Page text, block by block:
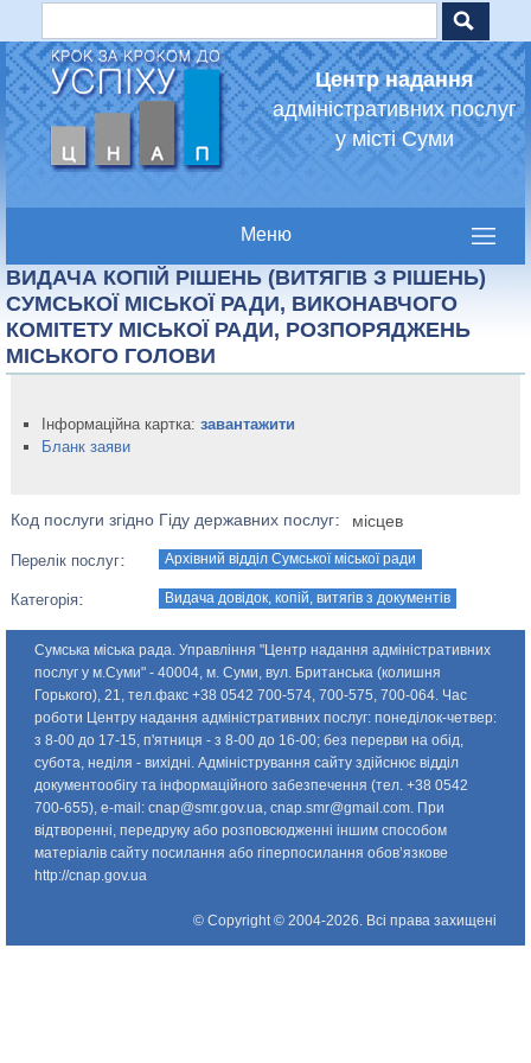
Центр надання
адміністративних послуг
у місті Суми
ВИДАЧА КОПІЙ РІШЕНЬ (ВИТЯГІВ З РІШЕНЬ)
СУМСЬКОЇ МІСЬКОЇ РАДИ, ВИКОНАВЧОГО
КОМІТЕТУ МІСЬКОЇ РАДИ, РОЗПОРЯДЖЕНЬ
МІСЬКОГО ГОЛОВИ
Інформаційна картка: завантажити
Бланк заяви
Код послуги згідно Гіду державних послуг: місцев
Перелік послуг: Архівний відділ Сумської міської ради
Категорія: Видача довідок, копій, витягів з документів
Пошукова форма
Сумська міська рада. Управління "Центр надання адміністративних
послуг у м.Суми" - 40004, м. Суми, вул. Британська (колишня
Горького), 21, тел.факс +38 0542 700-574, 700-575, 700-064. Час
роботи Центру надання адміністративних послуг: понедiлок-четвер:
з 8-00 до 17-15, п'ятниця - з 8-00 до 16-00; без перерви на обід,
субота, неділя - вихідні. Адміністрування сайту здійснює відділ
документообігу та інформаційного забезпечення (тел. +38 0542
700-655), e-mail: cnap@smr.gov.ua cnap.smr@gmail.com. При
відтворенні, передруку або розповсюдженні іншим способом
матеріалів сайту посилання або гіперпосилання обов’язкове
http://cnap.gov.ua
© Copyright © 2004-2026. Всі права захищені